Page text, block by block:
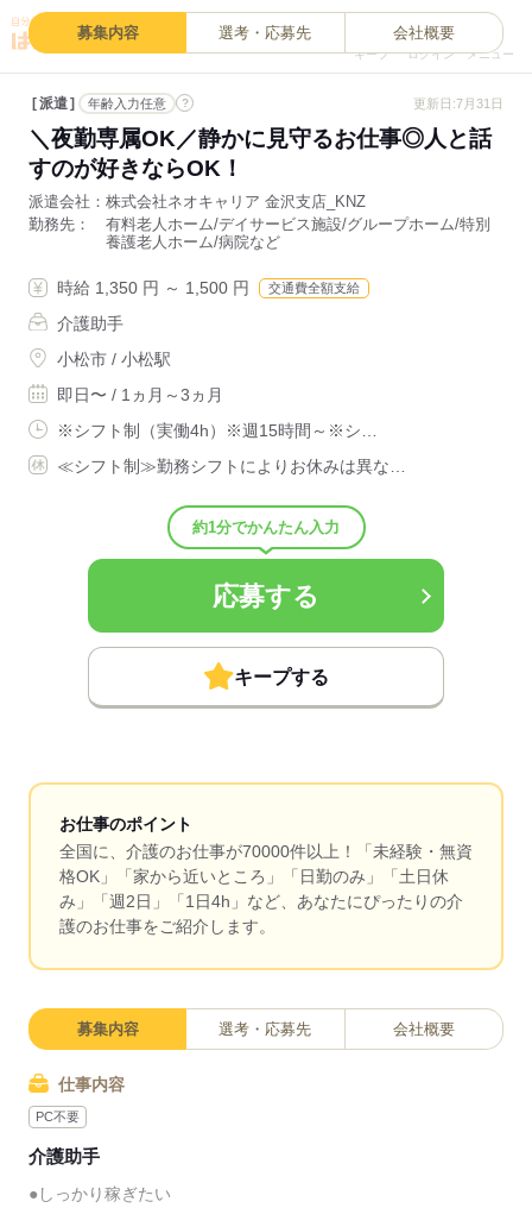
キープ ログイン メニュー
募集内容 選考・応募先 会社概要
派遣 年齢入力任意 ? 更新日:7月31日
＼夜勤専属OK／静かに見守るお仕事◎人と話
すのが好きならOK！
派遣会社
株式会社ネオキャリア 金沢支店_KNZ
勤務先
有料老人ホーム/デイサービス施設/グループホーム/特別
養護老人ホーム/病院など
時給 1,350 円 ～ 1,500 円 交通費全額支給
介護助手
小松市 / 小松駅
即日〜 / 1ヵ月～3ヵ月
※シフト制（実働4h）※週15時間～※シ…
≪シフト制≫勤務シフトによりお休みは異な…
約1分でかんたん入力
応募する
キープする
お仕事のポイント
全国に、介護のお仕事が70000件以上！「未経験・無資
格OK」「家から近いところ」「日勤のみ」「土日休
み」「週2日」「1日4h」など、あなたにぴったりの介
護のお仕事をご紹介します。
募集内容 選考・応募先 会社概要
仕事内容
PC不要
介護助手
●しっかり稼ぎたい